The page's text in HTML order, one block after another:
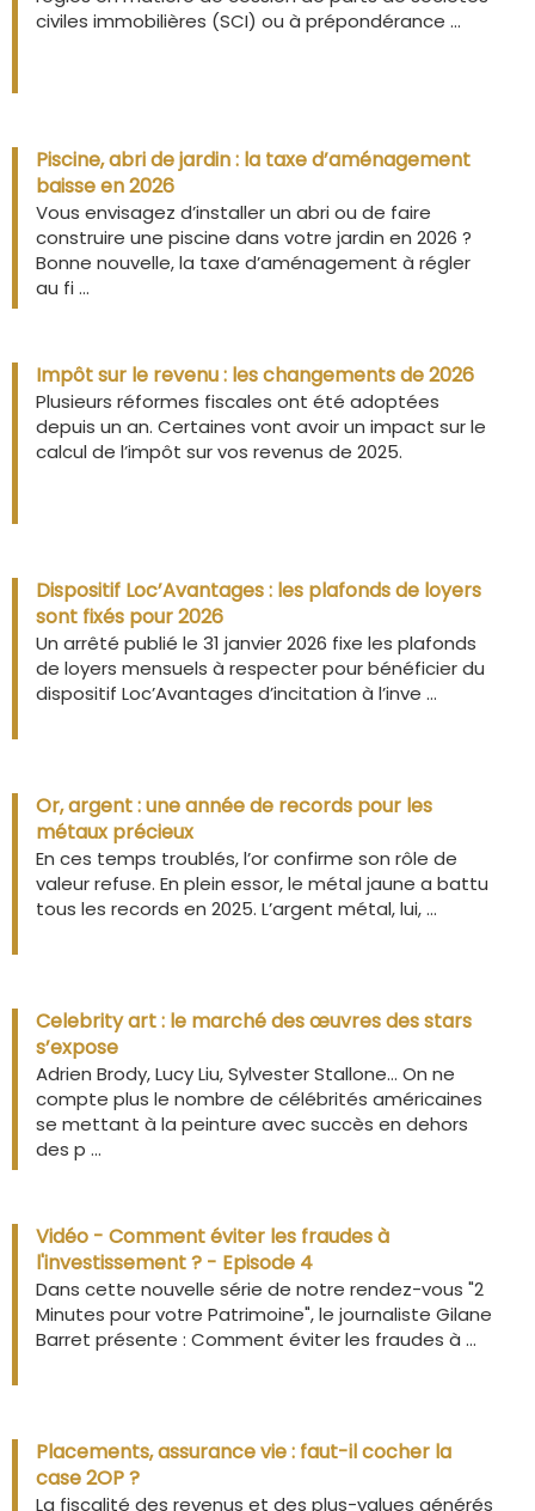
civiles immobilières (SCI) ou à prépondérance ...
Piscine, abri de jardin : la taxe d’aménagement
baisse en 2026
Vous envisagez d’installer un abri ou de faire
construire une piscine dans votre jardin en 2026 ?
Bonne nouvelle, la taxe d’aménagement à régler
au fi ...
Impôt sur le revenu : les changements de 2026
Plusieurs réformes fiscales ont été adoptées
depuis un an. Certaines vont avoir un impact sur le
calcul de l’impôt sur vos revenus de 2025.
Dispositif Loc’Avantages : les plafonds de loyers
sont fixés pour 2026
Un arrêté publié le 31 janvier 2026 fixe les plafonds
de loyers mensuels à respecter pour bénéficier du
dispositif Loc’Avantages d’incitation à l’inve ...
Or, argent : une année de records pour les
métaux précieux
En ces temps troublés, l’or confirme son rôle de
valeur refuse. En plein essor, le métal jaune a battu
tous les records en 2025. L’argent métal, lui, ...
Celebrity art : le marché des œuvres des stars
s’expose
Adrien Brody, Lucy Liu, Sylvester Stallone… On ne
compte plus le nombre de célébrités américaines
se mettant à la peinture avec succès en dehors
des p ...
Vidéo - Comment éviter les fraudes à
l'investissement ? - Episode 4
Dans cette nouvelle série de notre rendez-vous "2
Minutes pour votre Patrimoine", le journaliste Gilane
Barret présente : Comment éviter les fraudes à ...
Placements, assurance vie : faut-il cocher la
case 2OP ?
La fiscalité des revenus et des plus-values générés